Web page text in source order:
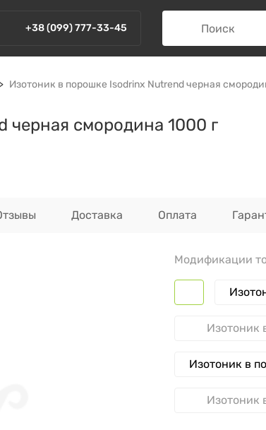
+38 (099) 777-33-45
Изотоник в порошке Isodrinx Nutrend черная
черная смородина 1000 г
Доставка Оплата
Модификации
Изотоник
Изотоник в
Изотоник